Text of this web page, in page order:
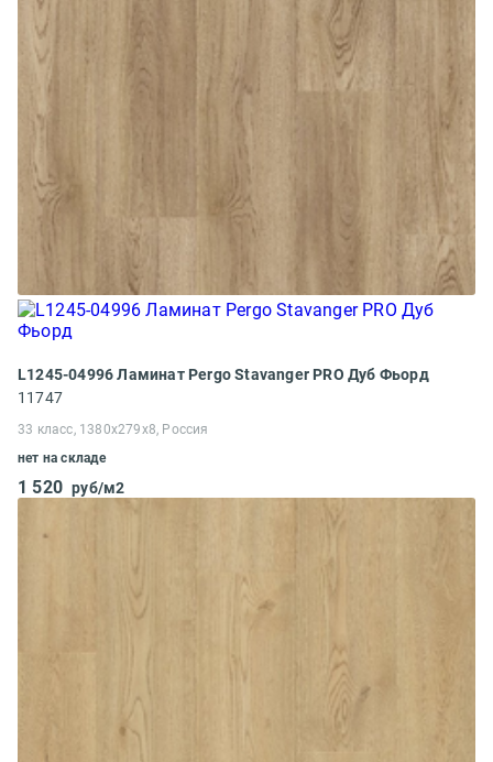
L1245-04996 Ламинат Pergo Stavanger PRO Дуб Фьорд
11747
33 класс, 1380x279x8, Россия
нет на складе
1 520 руб/м2